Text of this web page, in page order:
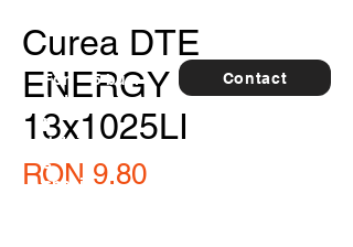
Curea DTE
ENERGY
13x1025LI
RON 9.80Price
Contact
For
furthe
r
detail
s,
specia
5 buc.